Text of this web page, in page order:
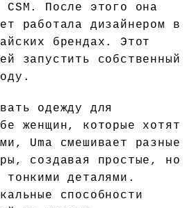
После этого она
работала дизайнером в
брендах. Этот
запустить собственный
одежду для
женщин, которые хотят
Uma смешивает разные
создавая простые, но
деталями.
способности